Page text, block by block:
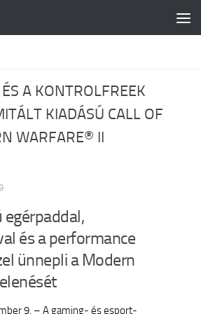
A KONTROLFREEK
KIADÁSÚ CALL OF
WARFARE® II
egérpaddal,
és a performance
ünnepli a Modern
9. – A gaming- és esport-